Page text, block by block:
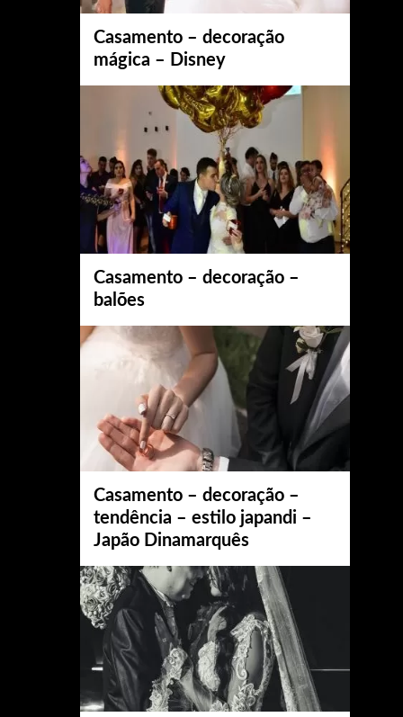
Casamento – decoração
mágica – Disney
Casamento – decoração –
balões
Casamento – decoração –
tendência – estilo japandi –
Japão Dinamarquês